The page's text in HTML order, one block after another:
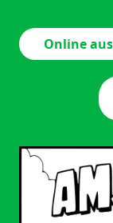
Online